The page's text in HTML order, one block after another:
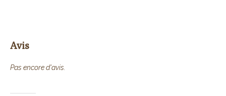
Avis
Pas encore d'avis.